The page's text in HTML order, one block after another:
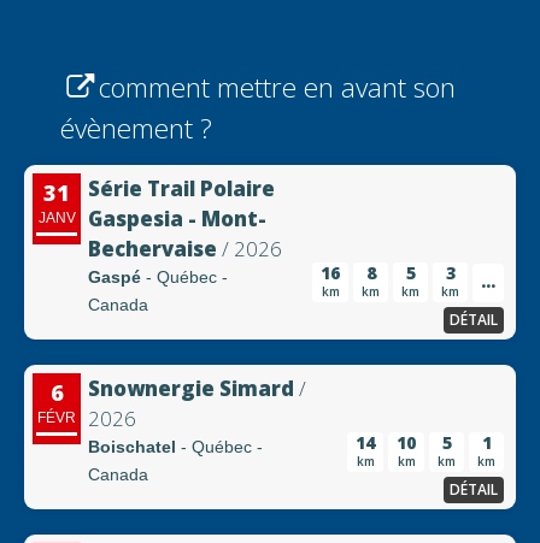
comment mettre en avant son
évènement ?
31
JANV
Série Trail Polaire
Gaspesia - Mont-
Bechervaise / 2026
Gaspé - Québec -
Canada
16
km
8
km
5
km
3
km ...
DÉTAIL
6
FÉVR
Snownergie Simard /
2026
Boischatel - Québec -
Canada
14
km
10
km
5
km
1
km
DÉTAIL